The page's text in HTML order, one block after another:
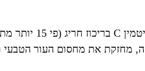
מחזקת את מחסום העור הטבעי